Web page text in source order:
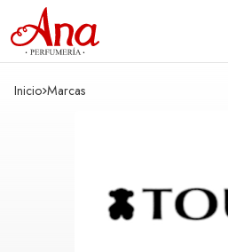
Inicio marcas